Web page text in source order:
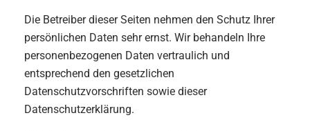
Die Betreiber dieser Seiten nehmen den Schutz Ihrer
persönlichen Daten sehr ernst. Wir behandeln Ihre
personenbezogenen Daten vertraulich und
entsprechend den gesetzlichen
Datenschutzvorschriften sowie dieser
Datenschutzerklärung.